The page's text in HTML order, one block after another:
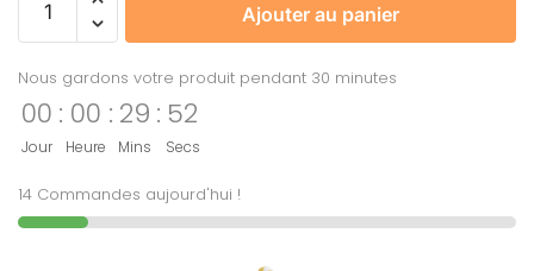
Ajouter au panier
Nous gardons votre produit pendant 30 minutes
00
Jour
: 00
Heure
: 29
Mins
: 52
Secs
14 Commandes aujourd'hui !